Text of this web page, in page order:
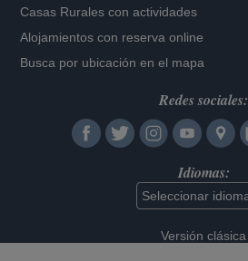
Casas Rurales con actividades
Alojamientos con reserva online
Busca por ubicación en el mapa
Redes sociales:
Idiomas:
Versión clásica